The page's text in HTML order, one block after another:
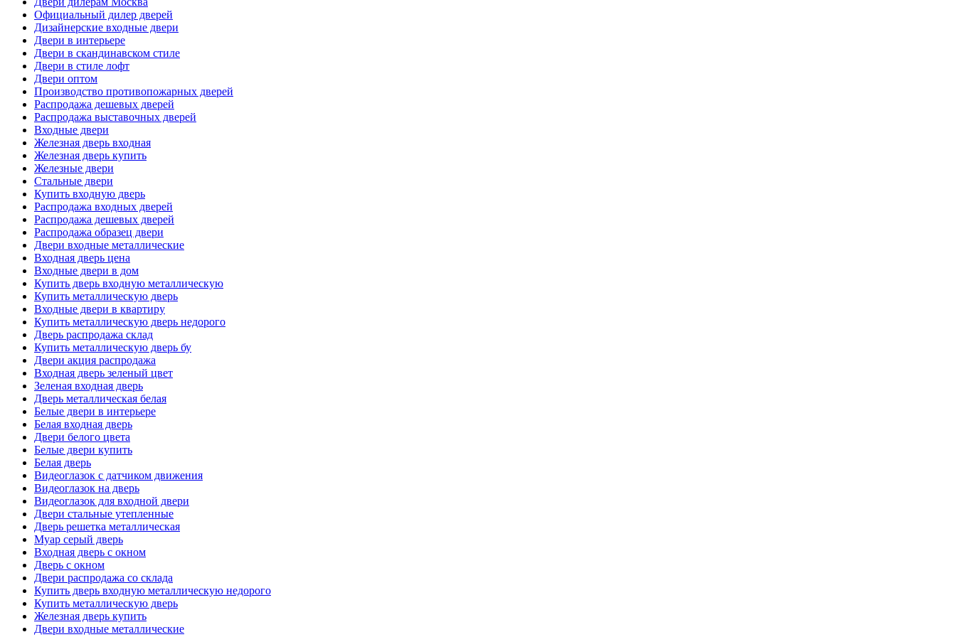
Официальный дилер дверей
Дизайнерские входные двери
Двери в интерьере
Двери в скандинавском стиле
Двери в стиле лофт
Двери оптом
Производство противопожарных дверей
Распродажа дешевых дверей
Распродажа выставочных дверей
Входные двери
Железная дверь входная
Железная дверь купить
Железные двери
Стальные двери
Купить входную дверь
Распродажа входных дверей
Распродажа дешевых дверей
Распродажа образец двери
Двери входные металлические
Входная дверь цена
Входные двери в дом
Купить дверь входную металлическую
Купить металлическую дверь
Входные двери в квартиру
Купить металлическую дверь недорого
Дверь распродажа склад
Купить металлическую дверь бу
Двери акция распродажа
Входная дверь зеленый цвет
Зеленая входная дверь
Дверь металлическая белая
Белые двери в интерьере
Белая входная дверь
Двери белого цвета
Белые двери купить
Белая дверь
Видеоглазок с датчиком движения
Видеоглазок на дверь
Видеоглазок для входной двери
Двери стальные утепленные
Дверь решетка металлическая
Муар серый дверь
Входная дверь с окном
Дверь с окном
Двери распродажа со склада
Купить дверь входную металлическую недорого
Купить металлическую дверь
Железная дверь купить
Двери входные металлические